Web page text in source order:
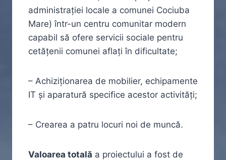
administrației locale a comunei Cociuba
Mare) într-un centru comunitar modern
capabil să ofere servicii sociale pentru
cetățenii comunei aflați în dificultate;
– Achiziționarea de mobilier, echipamente
IT și aparatură specifice acestor activități;
– Crearea a patru locuri noi de muncă.
Valoarea totală a proiectului a fost de